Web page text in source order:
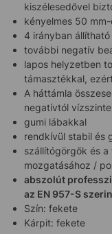
kiszélesedővel
kényelmes 50
4 irányban
további negatív
lapos helyzetben
támasztékkal,
A háttámla
negatívtól
gumi lábakkal
rendkívül stabil és
szállítógörgők és
mozgatásához /
abszolút
az EN 957-S
Szín: fekete
Kárpit: fekete